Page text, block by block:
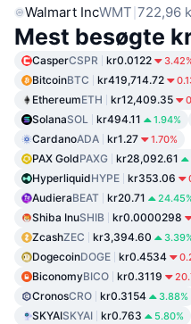
Walmart IncWMT 722,96
Mest besøgte
CasperCSPR kr0.0122
BitcoinBTC kr419,714.72
EthereumETH kr12,409.35
SolanaSOL kr494.11 1.94%
CardanoADA kr1.27 1.70%
PAX GoldPAXG kr28,092.61
HyperliquidHYPE kr353.06
AudieraBEAT kr20.71
Shiba InuSHIB kr0.0000298
ZcashZEC kr3,394.60
DogecoinDOGE kr0.4534
BiconomyBICO kr0.3119
CronosCRO kr0.3154 3.88%
SKYAISKYAI kr0.763 5.80%